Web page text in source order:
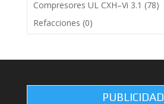
Compresores UL CXH–Vi 3.1 (78)
Refacciones (0)
PUBLICIDAD